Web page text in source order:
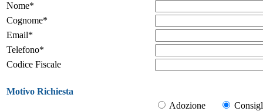
Nome*
Cognome*
Email*
Telefono*
Codice Fiscale
Motivo Richiesta
Adozione